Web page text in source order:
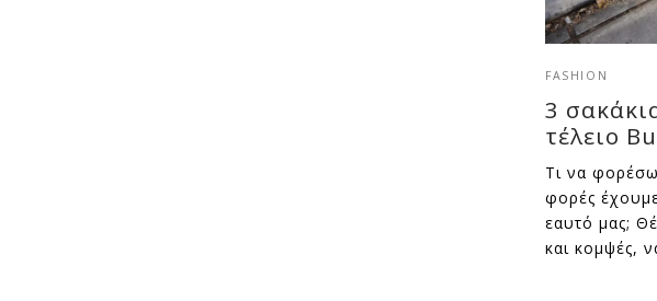
FASHION
3
τέλειο
Τι να
φορές
εαυτό μας;
και κομψές,